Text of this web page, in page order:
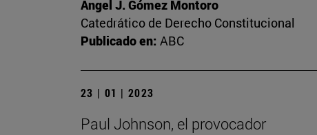
Ángel J. Gómez Montoro
Catedrático de Derecho Constitucional
Publicado en: ABC
23 | 01 | 2023
Paul Johnson, el provocador